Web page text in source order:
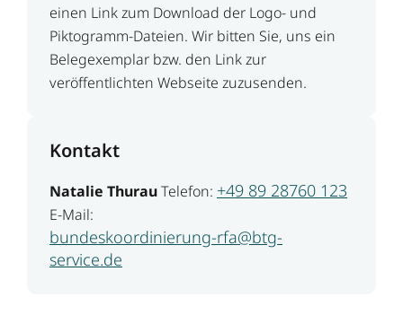
einen Link zum Download der Logo- und
Piktogramm-Dateien. Wir bitten Sie, uns ein
Belegexemplar bzw. den Link zur
veröffentlichten Webseite zuzusenden.
Kontakt
Natalie ThurauTelefon: +49 89 28760 123
E-Mail:
bundeskoordinierung-rfa@btg-
service.de